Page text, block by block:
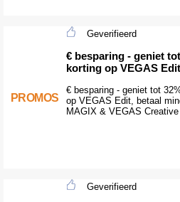
PROMOS
Geverifieerd
€ besparing - geniet
korting op VEGAS Edit
€ besparing - geniet tot
op VEGAS Edit, betaal
MAGIX & VEGAS
Geverifieerd